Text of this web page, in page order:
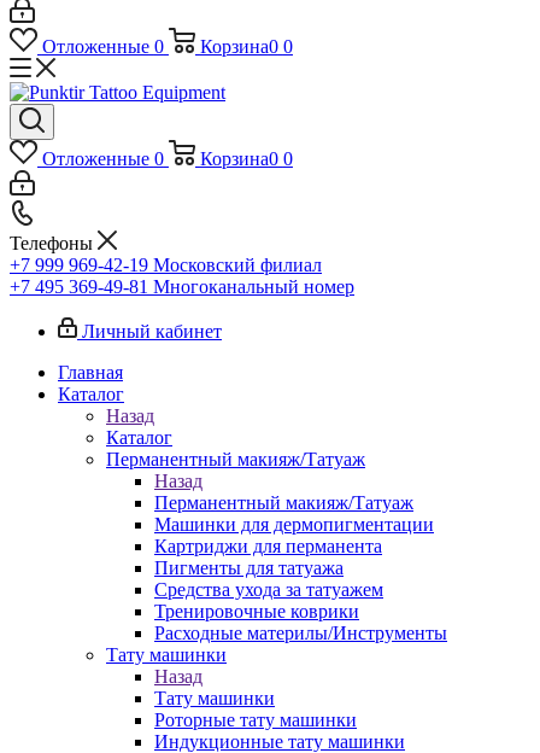
Отложенные 0 Корзина0 0
Отложенные 0 Корзина0 0
Телефоны
+7 999 969-42-19 Московский филиал
+7 495 369-49-81 Многоканальный номер
Личный кабинет
Главная
Каталог
Назад
Каталог
Перманентный макияж/Татуаж
Назад
Перманентный макияж/Татуаж
Машинки для дермопигментации
Картриджи для перманента
Пигменты для татуажа
Средства ухода за татуажем
Тренировочные коврики
Расходные материлы/Инструменты
Тату машинки
Назад
Тату машинки
Роторные тату машинки
Индукционные тату машинки